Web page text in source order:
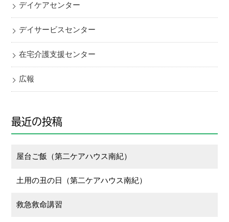
デイケアセンター
デイサービスセンター
在宅介護支援センター
広報
最近の投稿
屋台ご飯（第二ケアハウス南紀）
土用の丑の日（第二ケアハウス南紀）
救急救命講習